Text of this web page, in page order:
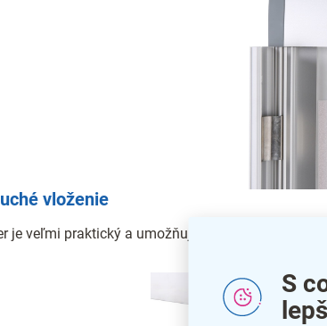
S
vloženie
je veľmi praktický a umožňuje vloženie tlačoviny